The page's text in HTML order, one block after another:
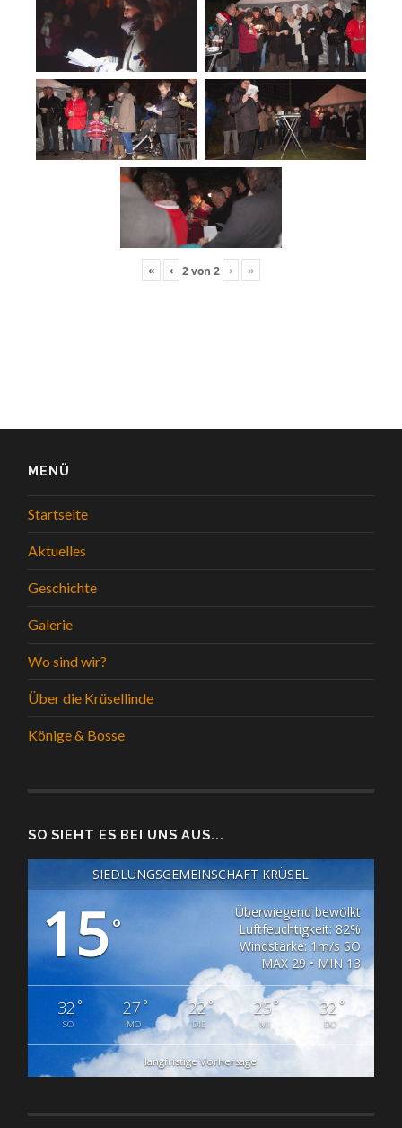
« ‹ 2von 2 › »
MENÜ
Startseite
Aktuelles
Geschichte
Galerie
Wo sind wir?
Über die Krüsellinde
Könige & Bosse
SO SIEHT ES BEI UNS AUS...
SIEDLUNGSGEMEINSCHAFT KRÜSEL
15°
Überwiegend bewölkt
Luftfeuchtigkeit: 82%
Windstärke: 1m/s SO
MAX 29 • MIN 13
32 °
SO
27°
MO
22°
DIE
25°
MI
32 °
DO
langfristige Vorhersage